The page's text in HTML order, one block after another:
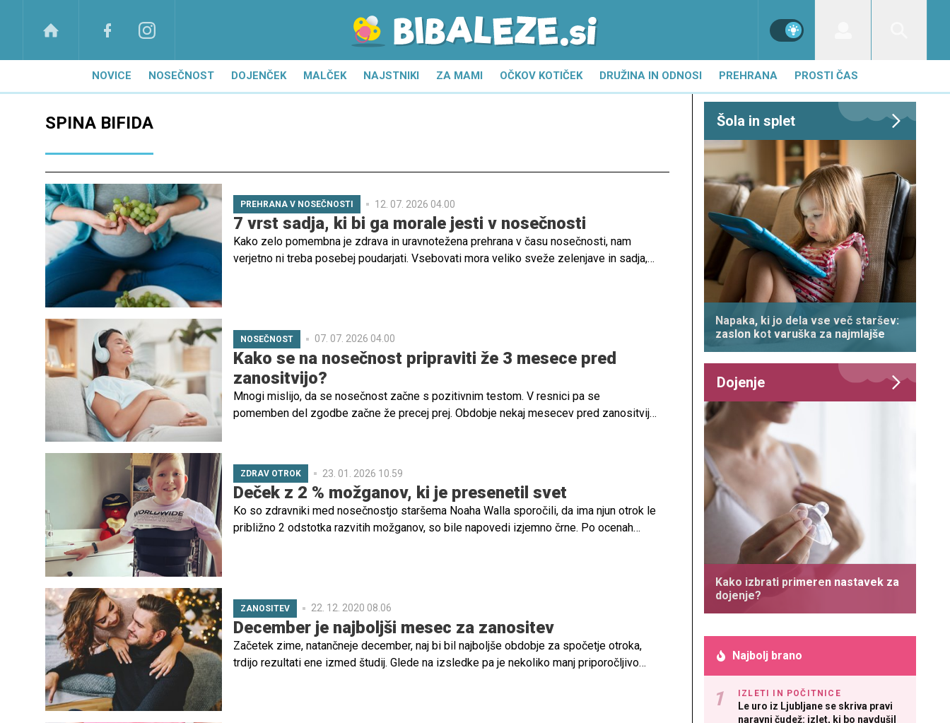
NOVICE NOSEČNOST DOJENČEK MALČEK NAJSTNIKI ZA MAMI OČKOV KOTIČEK DRUŽINA IN ODNOSI PREHRANA PROSTI ČAS
SPINA BIFIDA
PREHRANA V NOSEČNOSTI 12. 07. 2026 04.00
7 vrst sadja, ki bi ga morale jesti v nosečnosti
Kako zelo pomembna je zdrava in uravnotežena prehrana v času nosečnosti, nam
verjetno ni treba posebej poudarjati. Vsebovati mora veliko sveže zelenjave in sadja,
NOSEČNOST 07. 07. 2026 04.00
Kako se na nosečnost pripraviti že 3 mesece pred
zanositvijo?
Mnogi mislijo, da se nosečnost začne s pozitivnim testom. V resnici pa se
pomemben del zgodbe začne že precej prej. Obdobje nekaj mesecev pred zanositvijo
ZDRAV OTROK 23. 01. 2026 10.59
Deček z 2 % možganov, ki je presenetil svet
Ko so zdravniki med nosečnostjo staršema Noaha Walla sporočili, da ima njun otrok le
približno 2 odstotka razvitih možganov, so bile napovedi izjemno črne. Po ocenah
ZANOSITEV 22. 12. 2020 08.06
December je najboljši mesec za zanositev
Začetek zime, natančneje december, naj bi bil najboljše obdobje za spočetje otroka,
trdijo rezultati ene izmed študij. Glede na izsledke pa je nekoliko manj priporočljivo
Šola in splet
Napaka, ki jo dela vse več staršev:
zaslon kot varuška za najmlajše
Dojenje
Kako izbrati primeren nastavek za
dojenje?
Najbolj brano
IZLETI IN POČITNICE
Le uro iz Ljubljane se skriva pravi
naravni čudež: izlet, ki bo navdušil